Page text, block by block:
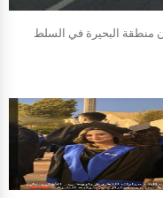
منطقة البحيرة في السلط